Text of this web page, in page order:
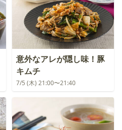
意外なアレが隠し味！豚
キムチ
7/5 (木) 21:00〜21:40